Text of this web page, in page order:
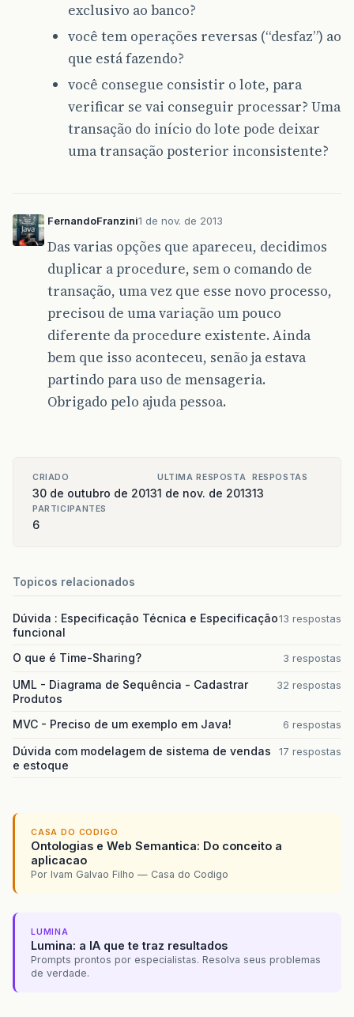
exclusivo ao banco?
você tem operações reversas (“desfaz”) ao
que está fazendo?
você consegue consistir o lote, para
verificar se vai conseguir processar? Uma
transação do início do lote pode deixar
uma transação posterior inconsistente?
FernandoFranzini1 de nov. de 2013
Das varias opções que apareceu, decidimos
duplicar a procedure, sem o comando de
transação, uma vez que esse novo processo,
precisou de uma variação um pouco
diferente da procedure existente. Ainda
bem que isso aconteceu, senão ja estava
partindo para uso de mensageria.
Obrigado pelo ajuda pessoa.
CRIADO
30 de outubro de 2013
ULTIMA RESPOSTA
1 de nov. de 2013
RESPOSTAS
13
PARTICIPANTES
6
Topicos relacionados
Dúvida : Especificação Técnica e Especificação
funcional
13 respostas
O que é Time-Sharing? 3 respostas
UML - Diagrama de Sequência - Cadastrar
Produtos
32 respostas
MVC - Preciso de um exemplo em Java! 6 respostas
Dúvida com modelagem de sistema de vendas
e estoque
17 respostas
CASA DO CODIGO
Ontologias e Web Semantica: Do conceito a
aplicacao
Por Ivam Galvao Filho — Casa do Codigo
LUMINA
Lumina: a IA que te traz resultados
Prompts prontos por especialistas. Resolva seus problemas
de verdade.